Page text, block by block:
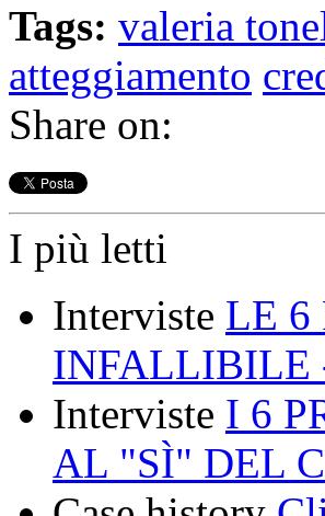
Tags: valeria
atteggiamento
Share on:
I più letti
Interviste LE 6
INFALLIBILE
Interviste I 6
AL "SÌ" DEL